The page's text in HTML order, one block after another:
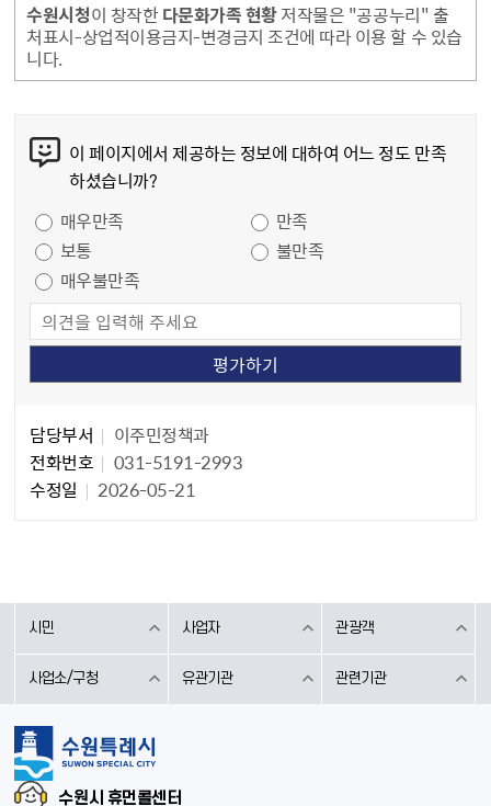
수원시청이 창작한 다문화가족 현황저작물은 "공공누리" 출
처표시-상업적이용금지-변경금지 조건에 따라 이용 할 수 있습
니다.
이 페이지에서 제공하는 정보에 대하여 어느 정도 만족
하셨습니까?
매우만족
만족
보통
불만족
매우불만족
담당부서
이주민정책과
전화번호
031-5191-2993
수정일
2026-05-21
시민 사업자 관광객
사업소/구청 유관기관 관련기관
수원시 휴먼콜센터